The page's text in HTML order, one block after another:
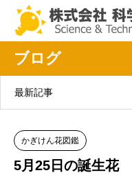
ブログ
最新記事
かぎけん花図鑑
5月25日の誕生花